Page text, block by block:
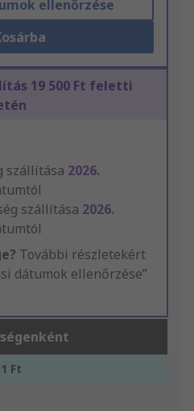
ellenőrzése
19 500 Ft feletti
szállítása 2026.
szállítása 2026.
További részletekért
dátumok ellenőrzése”
Ft